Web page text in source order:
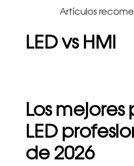
Artículos
LED vs HMI
Los
LED
de 2026